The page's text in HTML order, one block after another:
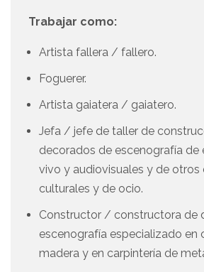
Trabajar como:
Artista fallera / fallero.
Foguerer.
Artista gaiatera / gaiatero.
Jefa / jefe de taller de
decorados de escenografía de
vivo y audiovisuales y de otros
culturales y de ocio.
Constructor / constructora de
escenografía especializado en
madera y en carpintería de